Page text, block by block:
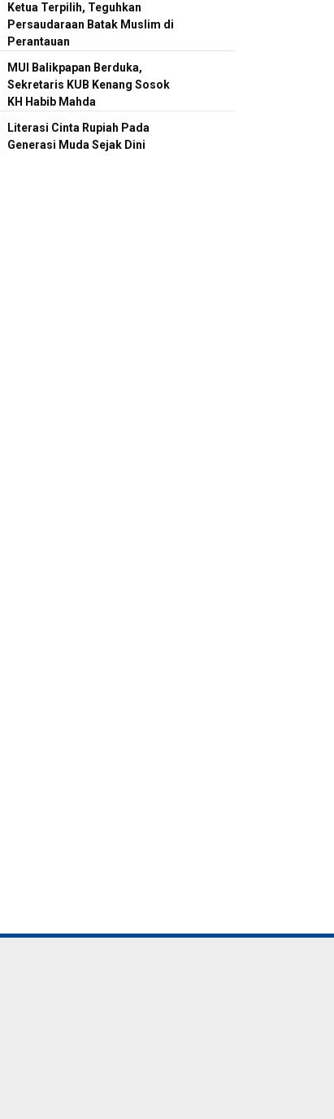
Ketua Terpilih, Teguhkan
Persaudaraan Batak Muslim di
Perantauan
MUI Balikpapan Berduka,
Sekretaris KUB Kenang Sosok
KH Habib Mahda
Literasi Cinta Rupiah Pada
Generasi Muda Sejak Dini